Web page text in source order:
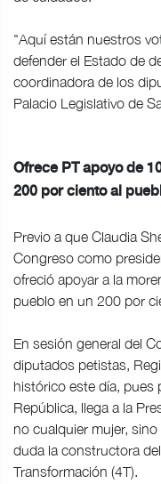
"Aquí están nuestros
defender el Estado de
coordinadora de los
Palacio Legislativo de
Ofrece PT apoyo de
200 por ciento al
Previo a que Claudia
Congreso como
ofreció apoyar a la
pueblo en un 200 por
En sesión general del
diputados petistas,
histórico este día, pues
República, llega a la
no cualquier mujer,
duda la constructora
Transformación (4T).